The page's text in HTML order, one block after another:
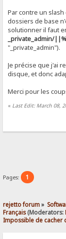
Par contre un
dossiers de base
solutionner il faut
_private_admin/
"_private_admin").
Je précise que j'ai
disque, et donc
Merci pour les
« Last Edit: March 08,
Pages: 1
rejetto forum»
Français(Moderators:
Impossible de cacher